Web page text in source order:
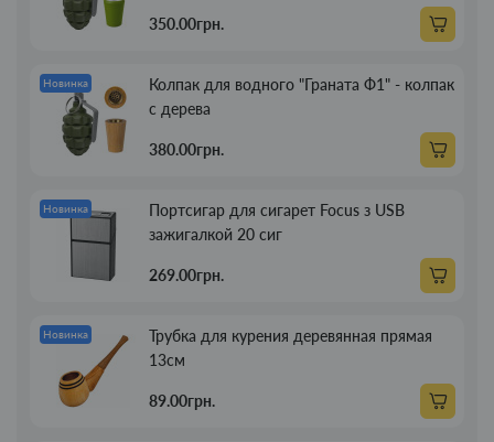
350.00грн.
Новинка
Колпак для водного "Граната Ф1" - колпак
с дерева
380.00грн.
Новинка
Портсигар для сигарет Focus з USB
зажигалкой 20 сиг
269.00грн.
Новинка
Трубка для курения деревянная прямая
13см
89.00грн.